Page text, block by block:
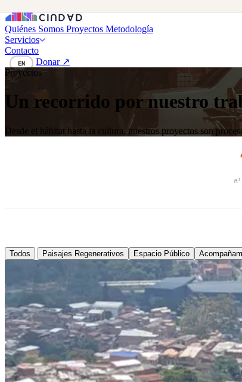
Quiénes Somos Proyectos Metodología
Servicios
Contacto
EN
Donar ↗
Proyectos
Un recorrido por nuestro
Desde el hábitat hasta la cultura, nuestros proyectos son
Todos Paisajes Regenerativos Espacio Público